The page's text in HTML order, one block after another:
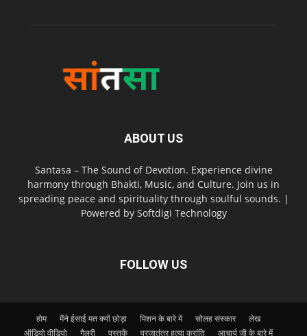
ABOUT US
Santasa – The Sound of Devotion. Experience divine
harmony through Bhakti, Music, and Culture. Join us in
spreading peace and spirituality through soulful sounds. |
Powered by Softdigi Technology
FOLLOW US
होम मैंने ईसाई मत क्यों छोड़ा मिशन के बारे में सोलह संस्कार
लेख
ऑडियो वीडियो
गैलरी पुस्तकें प्रजातंत्र हत्या क्रांति आचार्य जी के बारे में